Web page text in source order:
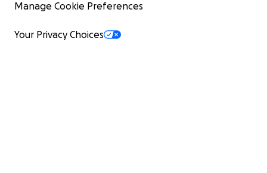
Manage Cookie Preferences
Your Privacy Choices